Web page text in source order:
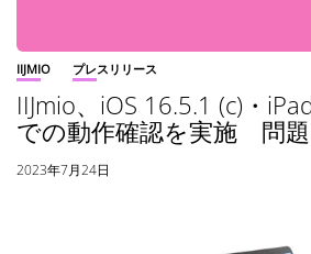
IIJMIO プレスリリース
IIJmio、iOS 16.5.1 (c)・
での動作確認を実施 問
2023年7月24日